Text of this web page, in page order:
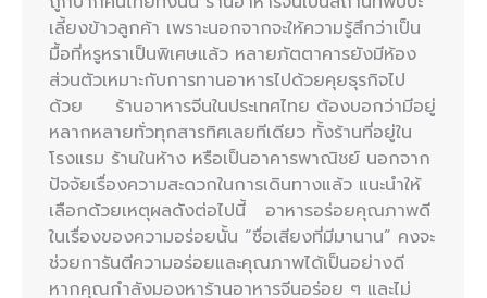
เลี้ยงข้าวลูกค้า เพราะนอกจากจะให้ความรู้สึกว่าเป็น
มื้อที่หรูหราเป็นพิเศษแล้ว หลายภัตตาคารยังมีห้อง
ส่วนตัวเหมาะกับการทานอาหารไปด้วยคุยธุรกิจไป
ด้วย ร้านอาหารจีนในประเทศไทย ต้องบอกว่ามีอยู่
หลากหลายทั่วทุกสารทิศเลยทีเดียว ทั้งร้านที่อยู่ใน
โรงแรม ร้านในห้าง หรือเป็นอาคารพาณิชย์ นอกจาก
ปัจจัยเรื่องความสะดวกในการเดินทางแล้ว แนะนำให้
เลือกด้วยเหตุผลดังต่อไปนี้ อาหารอร่อยคุณภาพดี
ในเรื่องของความอร่อยนั้น “ชื่อเสียงที่มีมานาน” คงจะ
ช่วยการันตีความอร่อยและคุณภาพได้เป็นอย่างดี
หากคุณกำลังมองหาร้านอาหารจีนอร่อย ๆ และไม่